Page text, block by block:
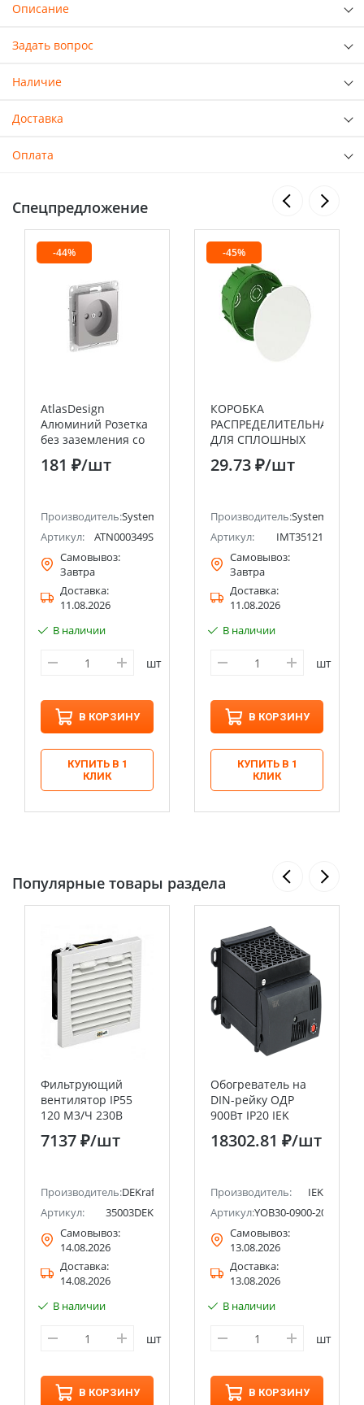
Описание
Задать вопрос
Наличие
Доставка
Оплата
Спецпредложение
-44%
AtlasDesign
Алюминий Розетка
без заземления со
шторками, 16А,
мех., быстрозажим.
181 ₽/шт
Производитель:Systeme Electric (ранее Schneider Electric)
Артикул:
ATN000349S
Самовывоз:
Завтра
Доставка:
11.08.2026
В наличии
шт
В КОРЗИНУ
КУПИТЬ В 1
КЛИК
-45%
КОРОБКА
РАСПРЕДЕЛИТЕЛЬНАЯ
ДЛЯ СПЛОШНЫХ
СТЕН 100(88)X50
Systeme Electric
29.73 ₽/шт
Производитель:Systeme
Артикул:
IMT35121
Самовывоз:
Завтра
Доставка:
11.08.2026
В наличии
шт
В КОРЗИНУ
КУПИТЬ В 1
КЛИК
Популярные товары раздела
Фильтрующий
вентилятор IP55
120 M3/Ч 230В
ЦВЕТ RAL7035
7137 ₽/шт
Производитель:DEKraft
Артикул:
35003DEK
Самовывоз:
14.08.2026
Доставка:
14.08.2026
В наличии
шт
В КОРЗИНУ
Обогреватель на
DIN-рейку ОДР
900Вт IP20 IEK
18302.81 ₽/шт
Производитель:
IEK
Артикул:YOB30-0900-20
Самовывоз:
13.08.2026
Доставка:
13.08.2026
В наличии
шт
В КОРЗИНУ